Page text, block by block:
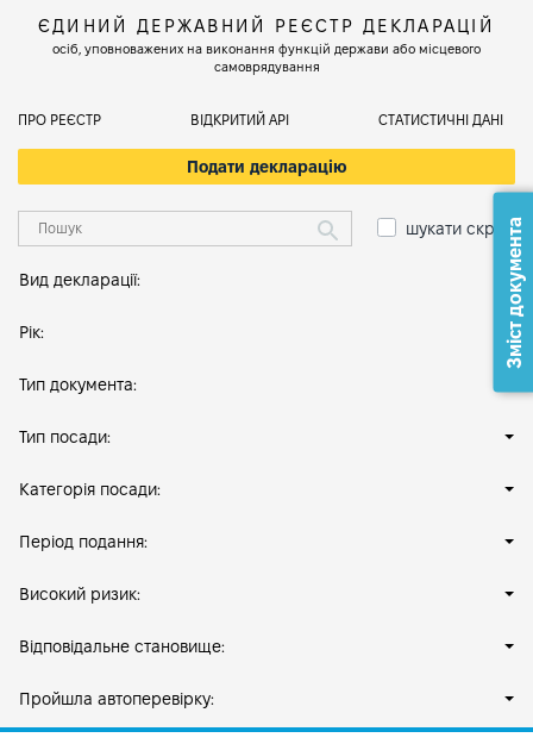
ЄДИНИЙ ДЕРЖАВНИЙ РЕЄСТР ДЕКЛАРАЦІЙ
осіб, уповноважених на виконання функцій держави або місцевого
самоврядування
ПРО РЕЄСТР ВІДКРИТИЙ АРІ СТАТИСТИЧНІ ДАНІ
Подати декларацію
шукати скрізь
Вид декларації:
Рік:
Тип документа:
Тип посади:
Категорія посади:
Період подання:
Високий ризик:
Відповідальне становище:
Пройшла автоперевірку:
Зміст документа